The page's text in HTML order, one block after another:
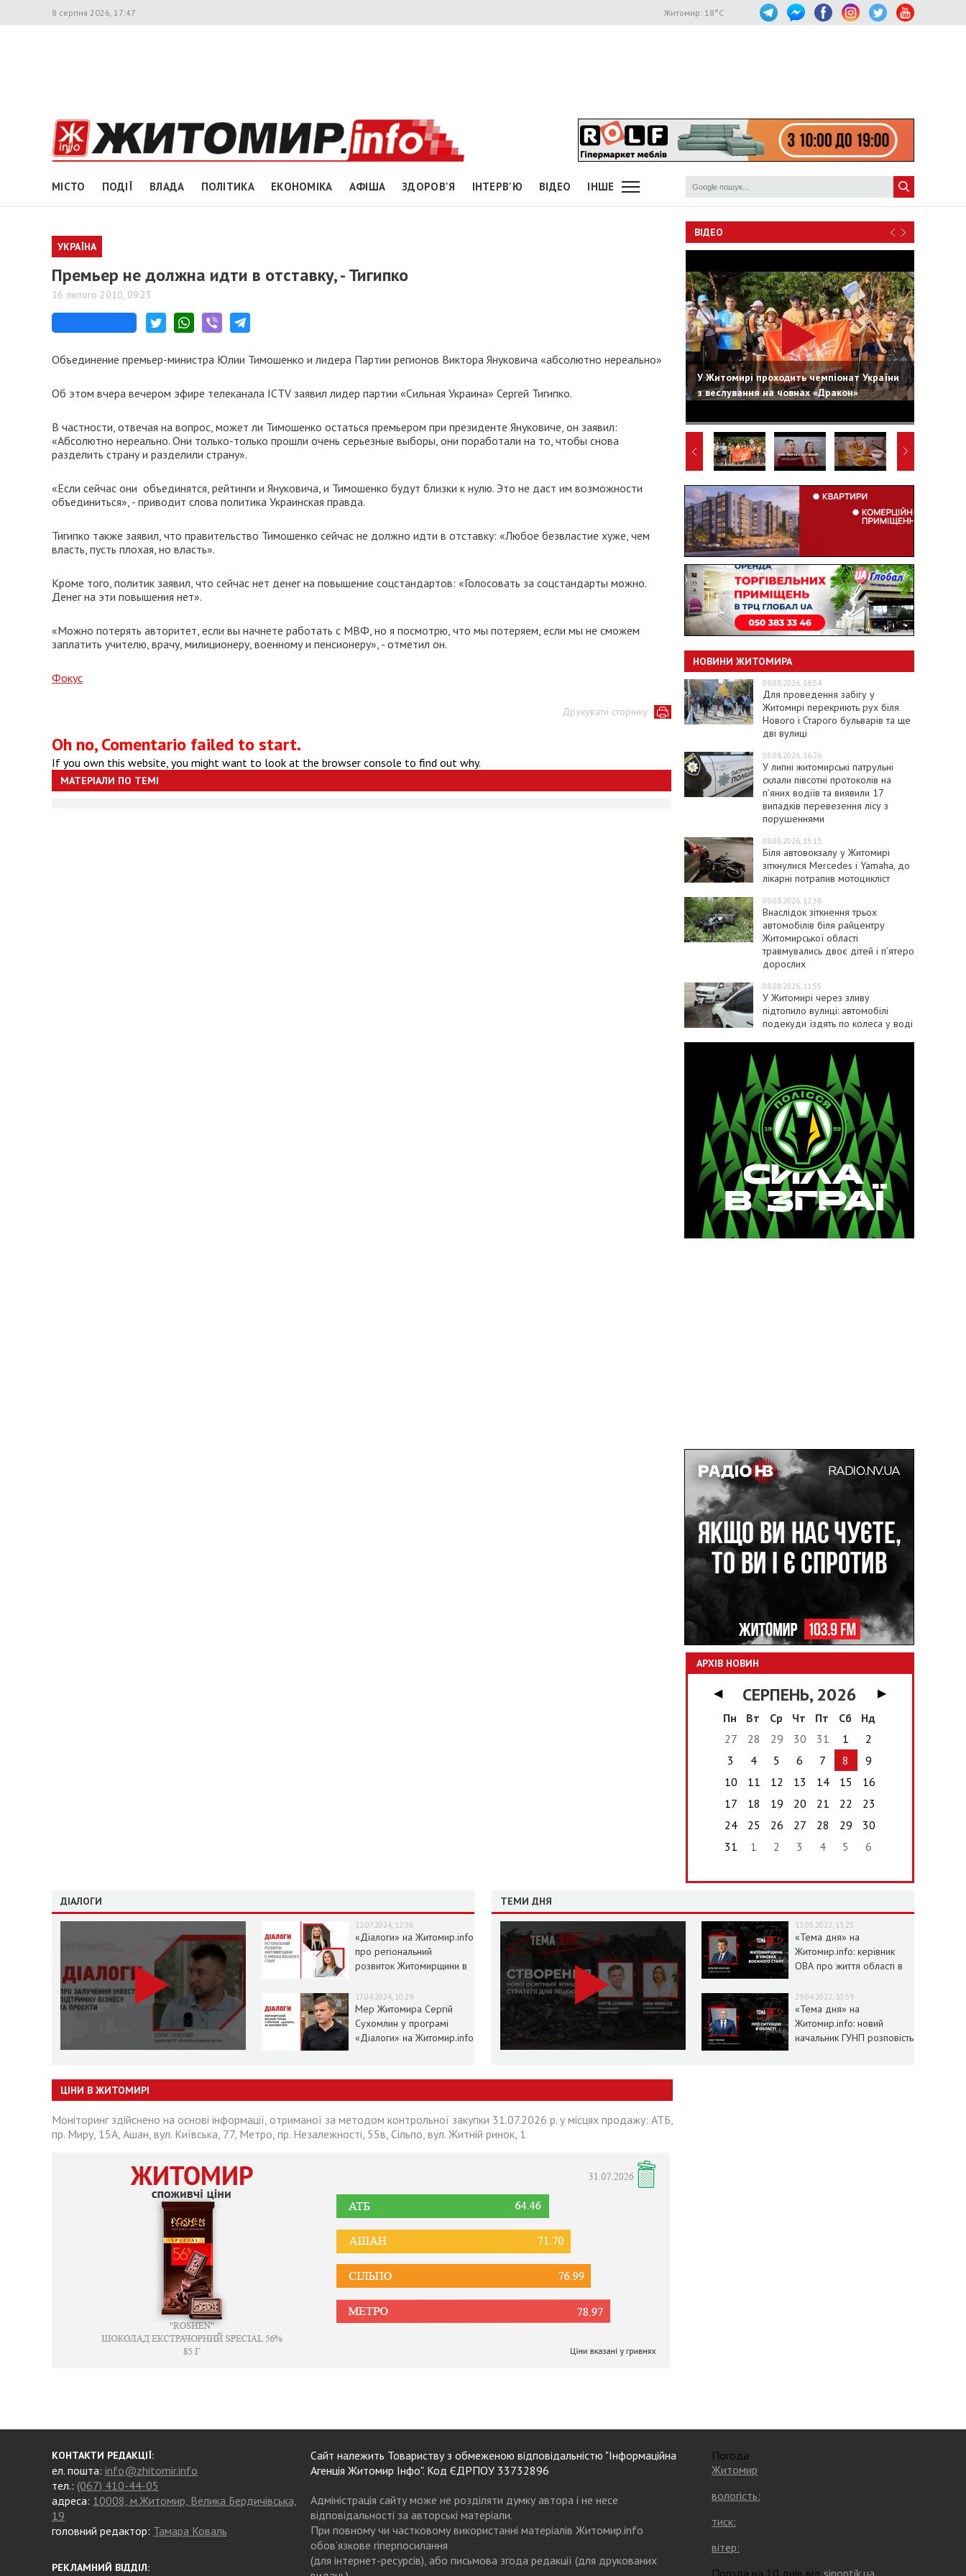
8 серпня 2026, 17:47 Житомир: 18°C
МІСТО ПОДІЇ ВЛАДА ПОЛІТИКА ЕКОНОМІКА АФІША ЗДОРОВ'Я ІНТЕРВ'Ю ВІДЕО ІНШЕ
УКРАЇНА
Премьер не должна идти в отставку, - Тигипко
16 лютого 2010, 09:23
Объединение премьер-министра Юлии Тимошенко и лидера Партии регионов Виктора Януковича «абсолютно нереально»
Об этом вчера вечером эфире телеканала ICTV заявил лидер партии «Сильная Украина» Сергей Тигипко.
В частности, отвечая на вопрос, может ли Тимошенко остаться премьером при президенте Януковиче, он заявил:
«Абсолютно нереально. Они только-только прошли очень серьезные выборы, они поработали на то, чтобы снова
разделить страну и разделили страну».
«Если сейчас они объединятся, рейтинги и Януковича, и Тимошенко будут близки к нулю. Это не даст им возможности
объединиться», - приводит слова политика Украинская правда.
Тигипко также заявил, что правительство Тимошенко сейчас не должно идти в отставку: «Любое безвластие хуже, чем
власть, пусть плохая, но власть».
Кроме того, политик заявил, что сейчас нет денег на повышение соцстандартов: «Голосовать за соцстандарты можно.
Денег на эти повышения нет».
«Можно потерять авторитет, если вы начнете работать с МВФ, но я посмотрю, что мы потеряем, если мы не сможем
заплатить учителю, врачу, милиционеру, военному и пенсионеру», - отметил он.
Фокус
Друкувати сторінку
Oh no, Comentario failed to start.
If you own this website, you might want to look at the browser console to find out why.
МАТЕРІАЛИ ПО ТЕМІ
ВІДЕО
У Житомирі проходить чемпіонат України
з веслування на човнах «Дракон»
НОВИНИ ЖИТОМИРА
08.08.2026, 16:54
Для проведення забігу у
Житомирі перекриють рух біля
Нового і Старого бульварів та ще
дві вулиці
08.08.2026, 16:26
У липні житомирські патрульні
склали півсотні протоколів на
пʼяних водіїв та виявили 17
випадків перевезення лісу з
порушеннями
08.08.2026, 15:13
Біля автовокзалу у Житомирі
зіткнулися Mercedes і Yamaha, до
лікарні потрапив мотоцикліст
08.08.2026, 12:38
Внаслідок зіткнення трьох
автомобілів біля райцентру
Житомирської області
травмувались двоє дітей і пʼятеро
дорослих
08.08.2026, 11:55
У Житомирі через зливу
підтопило вулиці: автомобілі
подекуди їздять по колеса у воді
АРХІВ НОВИН
◀ СЕРПЕНЬ, 2026
▶
Пн
Вт Ср Чт Пт Сб
Нд
27
28 29 30 31 1
2
3
4 5 6 7 8
9
10
11 12 13 14 15
16
17
18 19 20 21 22
23
24
25 26 27 28 29
30
31
1 2 3 4 5 6
ДІАЛОГИ
12.07.2024, 12:36
«Діалоги» на Житомир.info
про регіональний
розвиток Житомирщини в
17.04.2024, 10:29
Мер Житомира Сергій
Сухомлин у програмі
«Діалоги» на Житомир.info
ТЕМИ ДНЯ
13.05.2022, 13:25
«Тема дня» на
Житомир.info: керівник
ОВА про життя області в
29.04.2022, 10:59
«Тема дня» на
Житомир.info: новий
начальник ГУНП розповість
ЦІНИ В ЖИТОМИРІ
Моніторинг здійснено на основі інформації, отриманої за методом контрольної закупки 31.07.2026 р. у місцях продажу: АТБ,
пр. Миру, 15А, Ашан, вул. Київська, 77, Метро, пр. Незалежності, 55в, Сільпо, вул. Житній ринок, 1
КОНТАКТИ РЕДАКЦІЇ:
ел. пошта: info@zhitomir.info
тел.: (067) 410-44-05
адреса: 10008, м.Житомир, Велика Бердичівська,
19
головний редактор: Тамара Коваль
РЕКЛАМНИЙ ВІДДІЛ:
Сайт належить Товариству з обмеженою відповідальністю "Інформаційна
Агенція Житомир Інфо". Код ЄДРПОУ 33732896
Адміністрація сайту може не розділяти думку автора і не несе
відповідальності за авторські матеріали.
При повному чи частковому використанні матеріалів Житомир.info
обов’язкове гіперпосилання
(для інтернет-ресурсів), або письмова згода редакції (для друкованих
Погода
Житомир
вологість:
тиск:
вітер:
Погода на 10 днів від sinoptik.ua